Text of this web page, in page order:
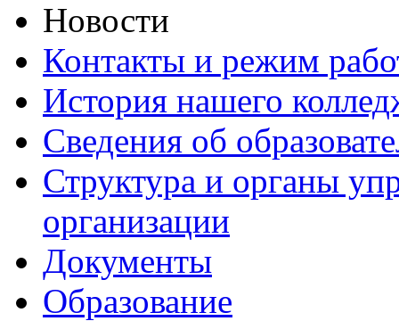
Новости
Контакты и режим
История нашего
Сведения об
Структура и органы
организации
Документы
Образование